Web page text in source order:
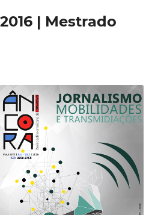
| Mestrado